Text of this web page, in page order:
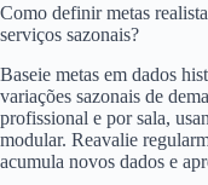
Como definir metas
serviços sazonais?
Baseie metas em dados
variações sazonais de
profissional e por sala,
modular. Reavalie
acumula novos dados e